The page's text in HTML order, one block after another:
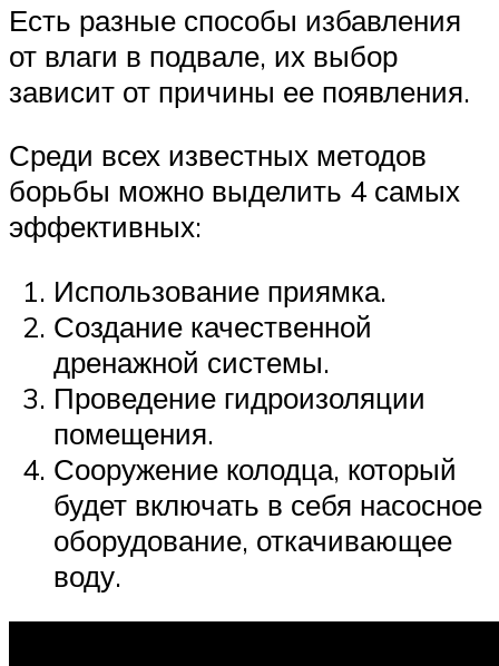
Есть разные способы избавления
от влаги в подвале, их выбор
зависит от причины ее появления.
Среди всех известных методов
борьбы можно выделить 4 самых
эффективных:
Использование приямка.
Создание качественной
дренажной системы.
Проведение гидроизоляции
помещения.
Сооружение колодца, который
будет включать в себя насосное
оборудование, откачивающее
воду.